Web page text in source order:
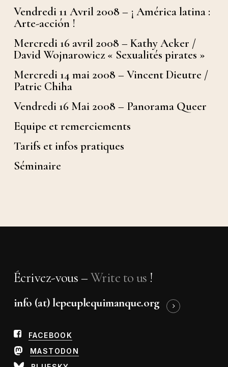
Vendredi 11 Avril 2008 – ¡ América latina :
Arte-acción !
Mercredi 16 avril 2008 – Kathy Acker /
David Wojnarowicz « Sexualités pirates »
Mercredi 14 mai 2008 – Vincent Dieutre /
Patric Chiha
Vendredi 16 Mai 2008 – Panorama Queer
Equipe et remerciements
Tarifs et infos pratiques
Séminaire
Écrivez-vous –Write to us !
info (at) lepeuplequimanque.org
FACEBOOK
MASTODON